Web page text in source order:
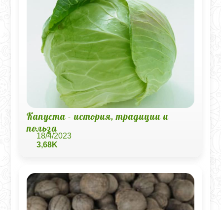
Капуста - история, традиции и
польза
18/4/2023
3,68K